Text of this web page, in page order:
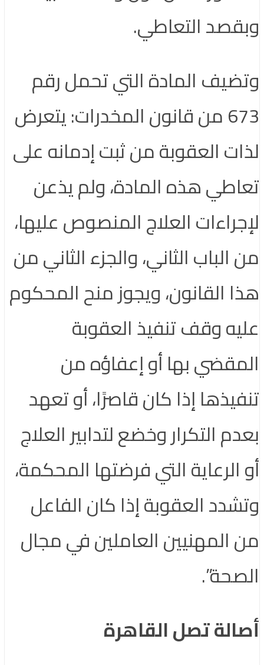
وبقصد التعاطي.
وتضيف المادة التي تحمل رقم
673 من قانون المخدرات: يتعرض
لذات العقوبة من ثبت إدمانه على
تعاطي هذه المادة، ولم يذعن
لإجراءات العلاج المنصوص عليها،
من الباب الثاني، والجزء الثاني من
هذا القانون، ويجوز منح المحكوم
عليه وقف تنفيذ العقوبة
المقضي بها أو إعفاؤه من
تنفيذها إذا كان قاصرًا، أو تعهد
بعدم التكرار وخضع لتدابير العلاج
أو الرعاية التي فرضتها المحكمة،
وتشدد العقوبة إذا كان الفاعل
من المهنيين العاملين في مجال
الصحة”.
أصالة تصل القاهرة